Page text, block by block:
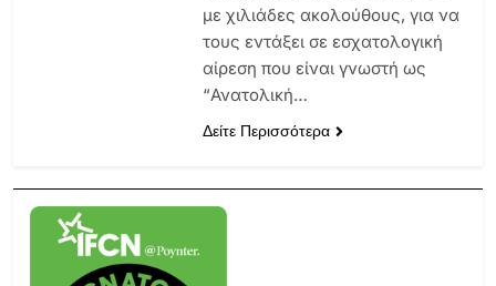
με χιλιάδες ακολούθους, για να
τους εντάξει σε εσχατολογική
αίρεση που είναι γνωστή ως
“Ανατολική…
Δείτε Περισσότερα